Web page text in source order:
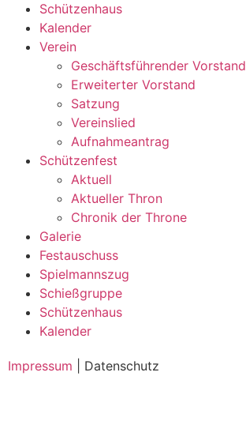
Schützenhaus
Kalender
Verein
Geschäftsführender Vorstand
Erweiterter Vorstand
Satzung
Vereinslied
Aufnahmeantrag
Schützenfest
Aktuell
Aktueller Thron
Chronik der Throne
Galerie
Festauschuss
Spielmannszug
Schießgruppe
Schützenhaus
Kalender
Impressum | Datenschutz